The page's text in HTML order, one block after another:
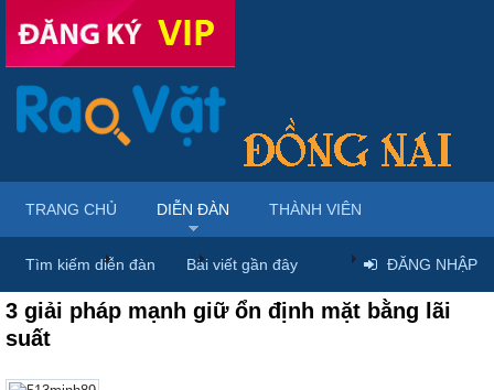
Trang chủ Diễn đàn
Rao vặt tổng hợp
Rao vặt tổng hợp - Uy tín - Miễn phí
3 giải pháp mạnh giữ ổn định mặt bằng lãi
suất
TRANG CHỦ DIỄN ĐÀN
Tìm kiếm diễn đàn Bài viết gần đây
THÀNH VIÊN
ĐĂNG NHẬP